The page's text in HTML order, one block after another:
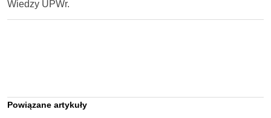
Wiedzy UPWr.
Powiązane artykuły